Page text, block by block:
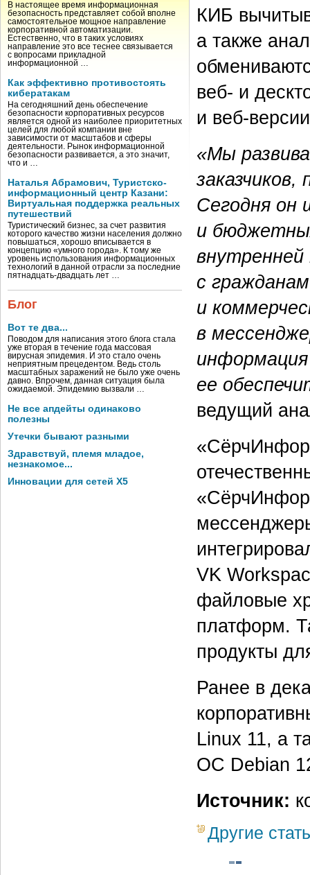
В настоящее время информационная
безопасность представляет собой вполне
самостоятельное мощное направление
корпоративной автоматизации.
Естественно, что в таких условиях
направление это все теснее связывается
с вопросами прикладной
информационной …
Как эффективно противостоять
кибератакам
На сегодняшний день обеспечение
безопасности корпоративных ресурсов
является одной из наиболее приоритетных
целей для любой компании вне
зависимости от масштабов и сферы
деятельности. Рынок информационной
безопасности развивается, а это значит,
что и …
Наталья Абрамович, Туристско-
информационный центр Казани:
Виртуальная поддержка реальных
путешествий
Туристический бизнес, за счет развития
которого качество жизни населения должно
повышаться, хорошо вписывается в
концепцию «умного города». К тому же
уровень использования информационных
технологий в данной отрасли за последние
пятнадцать-двадцать лет …
Блог
Вот те два...
Поводом для написания этого блога стала
уже вторая в течение года массовая
вирусная эпидемия. И это стало очень
неприятным прецедентом. Ведь столь
масштабных заражений не было уже очень
давно. Впрочем, данная ситуация была
ожидаемой. Эпидемию вызвали …
Не все апдейты одинаково
полезны
Утечки бывают разными
Здравствуй, племя младое,
незнакомое...
Инновации для сетей X5
КИБ
а также
веб- и
и веб-
«Мы
Сегодня он
и
внутренней
с
и
в
ее
ведущий
VK
файловые
платформ.
продукты
Ранее в
Linux 11, а
ОС Debian
Источник:
Другие